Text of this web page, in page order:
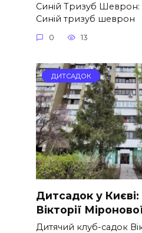
Синій Тризуб
Синій тризуб шеврон
0 13
ДИТСАДОК
Дитсадок у
Вікторії
Дитячий клуб-садок